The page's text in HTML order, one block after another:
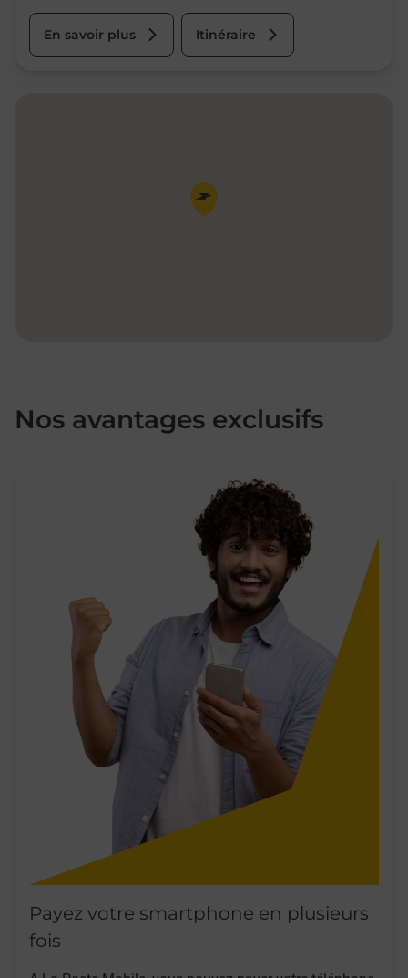
En savoir plus Itinéraire
Pin de la carte
Nos avantages exclusifs
Payez votre smartphone en plusieurs
fois